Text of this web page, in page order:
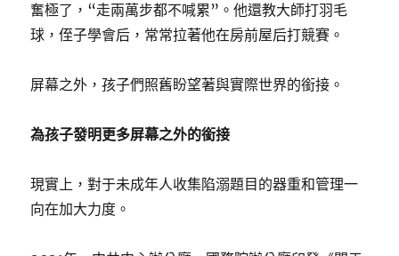
奮極了，“走兩萬步都不喊累”。他還教大師打羽毛
球，侄子學會后，常常拉著他在房前屋后打競賽。
屏幕之外，孩子們照舊盼望著與實際世界的銜接。
為孩子發明更多屏幕之外的銜接
現實上，對于未成年人收集陷溺題目的器重和管理一
向在加大力度。